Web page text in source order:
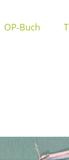
OP-Buch